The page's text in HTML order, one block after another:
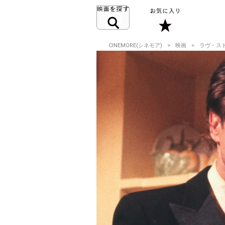
CINEMORE(シネモア) 映画 ラヴ・ス